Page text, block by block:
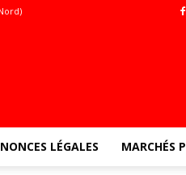
LÉGALES MARCHÉS